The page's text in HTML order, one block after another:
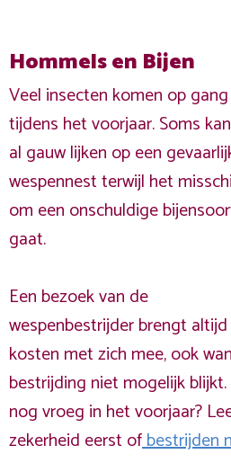
Hommels en Bijen
Veel insecten komen op gang
tijdens het voorjaar. Soms
al gauw lijken op een
wespennest terwijl het
om een onschuldige
gaat.
Een bezoek van de
wespenbestrijder brengt altijd
kosten met zich mee, ook
bestrijding niet mogelijk
nog vroeg in het voorjaar?
zekerheid eerst ofbestrijden